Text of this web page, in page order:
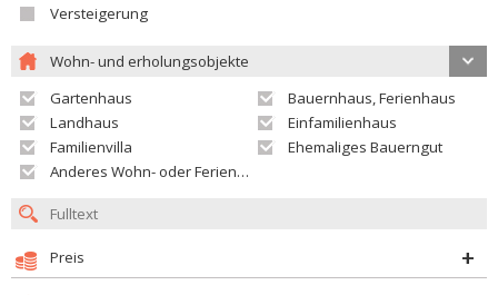
Versteigerung
Wohn- und erholungsobjekte
Gartenhaus
Bauernhaus, Ferienhaus
Landhaus
Einfamilienhaus
Familienvilla
Ehemaliges Bauerngut
Anderes Wohn- oder Ferienobjekt
Preis